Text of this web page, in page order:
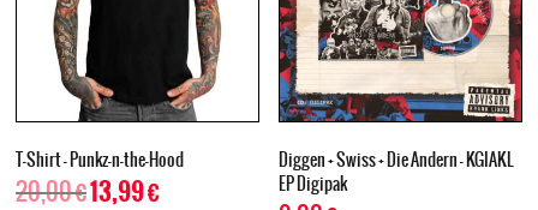
T-Shirt – Punkz-n-the-Hood
20,00€13,99€
Diggen + Swiss + Die Andern – KGIAKL
EP Digipak